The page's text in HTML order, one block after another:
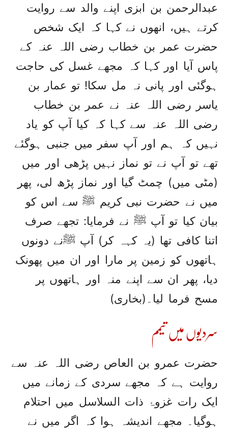
عبدالرحمن بن ابزی اپنے والد سے روایت
کرتے ہیں، انھوں نے کہا کہ ایک شخص
حضرت عمر بن خطاب رضی اللہ عنہ کے
پاس آیا اور کہا کہ مجھے غسل کی حاجت
ہوگئی اور پانی نہ مل سکا! تو عمار بن
یاسر رضی اللہ عنہ نے عمر بن خطاب
رضی اللہ عنہ سے کہا کہ کیا آپ کو یاد
نہیں کہ ہم اور آپ سفر میں جنبی ہوگئے
تھے تو آپ نے تو نماز نہیں پڑھی اور میں
(مٹی میں) چمٹ گیا اور نماز پڑھ لی، پھر
میں نے حضرت نبی کریم ﷺ سے اس کو
بیان کیا تو آپ ﷺ نے فرمایا: تجھے صرف
اتنا کافی تھا (یہ کہہ کر) آپ ﷺنے دونوں
ہاتھوں کو زمین پر مارا اور ان میں پھونک
دیا، پھر ان سے اپنے منہ اور ہاتھوں پر
مسح فرما لیا۔(بخاری)
سردیوں میں تیمم
حضرت عمرو بن العاص رضی اللہ عنہ سے
روایت ہے کہ مجھے سردی کے زمانے میں
ایک رات غزوۂ ذات السلاسل میں احتلام
ہوگیا۔ مجھے اندیشہ ہوا کہ اگر میں نے